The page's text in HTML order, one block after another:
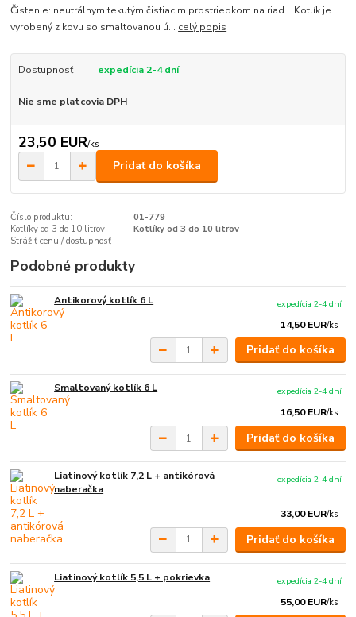
Čistenie: neutrálnym tekutým čistiacim prostriedkom na riad. Kotlík je
vyrobený z kovu so smaltovanou ú... celý popis
Dostupnosť expedícia 2-4 dní
Nie sme platcovia DPH
23,50 EUR/ks
Pridať do košíka
Číslo produktu:
01-779
Kotlíky od 3 do 10 litrov:
Kotlíky od 3 do 10 litrov
Strážiť cenu / dostupnosť
Podobné produkty
Antikorový kotlík 6 L
14,50 EUR/ks
expedícia 2-4 dní
Pridať do košíka
Smaltovaný kotlík 6 L
16,50 EUR/ks
expedícia 2-4 dní
Pridať do košíka
Liatinový kotlík 7,2 L + antikórová
naberačka
33,00 EUR/ks
expedícia 2-4 dní
Pridať do košíka
Liatinový kotlík 5,5 L + pokrievka
55,00 EUR/ks
expedícia 2-4 dní